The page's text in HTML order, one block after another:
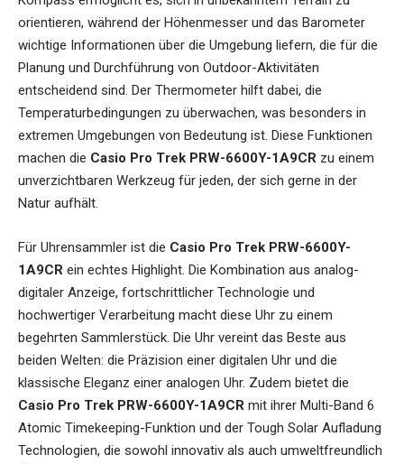
orientieren, während der Höhenmesser und das Barometer
wichtige Informationen über die Umgebung liefern, die für die
Planung und Durchführung von Outdoor-Aktivitäten
entscheidend sind. Der Thermometer hilft dabei, die
Temperaturbedingungen zu überwachen, was besonders in
extremen Umgebungen von Bedeutung ist. Diese Funktionen
machen die Casio Pro Trek PRW-6600Y-1A9CR zu einem
unverzichtbaren Werkzeug für jeden, der sich gerne in der
Natur aufhält.
Für Uhrensammler ist die Casio Pro Trek PRW-6600Y-
1A9CR ein echtes Highlight. Die Kombination aus analog-
digitaler Anzeige, fortschrittlicher Technologie und
hochwertiger Verarbeitung macht diese Uhr zu einem
begehrten Sammlerstück. Die Uhr vereint das Beste aus
beiden Welten: die Präzision einer digitalen Uhr und die
klassische Eleganz einer analogen Uhr. Zudem bietet die
Casio Pro Trek PRW-6600Y-1A9CR mit ihrer Multi-Band 6
Atomic Timekeeping-Funktion und der Tough Solar Aufladung
Technologien, die sowohl innovativ als auch umweltfreundlich